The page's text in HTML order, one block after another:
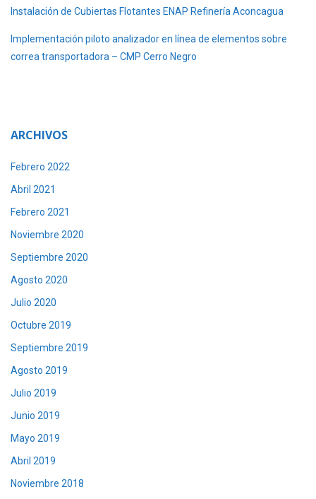
Instalación de Cubiertas Flotantes ENAP Refinería Aconcagua
Implementación piloto analizador en línea de elementos sobre
correa transportadora – CMP Cerro Negro
ARCHIVOS
Febrero 2022
Abril 2021
Febrero 2021
Noviembre 2020
Septiembre 2020
Agosto 2020
Julio 2020
Octubre 2019
Septiembre 2019
Agosto 2019
Julio 2019
Junio 2019
Mayo 2019
Abril 2019
Noviembre 2018